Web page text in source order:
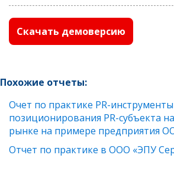
Скачать демоверсию
Похожие отчеты:
Очет по практике PR-инструменты
позиционирования PR-субъекта
рынке на примере предприятия
Отчет по практике в ООО «ЭПУ